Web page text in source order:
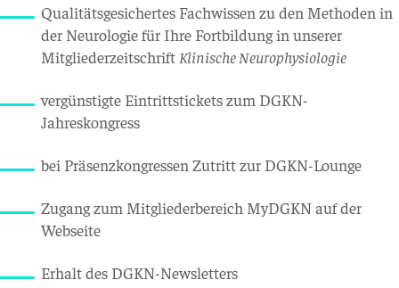
Qualitätsgesichertes Fachwissen zu den Methoden in
der Neurologie für Ihre Fortbildung in unserer
Mitgliederzeitschrift Klinische Neurophysiologie
vergünstigte Eintrittstickets zum DGKN-
Jahreskongress
bei Präsenzkongressen Zutritt zur DGKN-Lounge
Zugang zum Mitgliederbereich MyDGKN auf der
Webseite
Erhalt des DGKN-Newsletters